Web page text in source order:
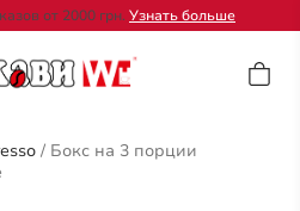
от 2000 грн. Узнать больше
/ Бокс на 3 порции